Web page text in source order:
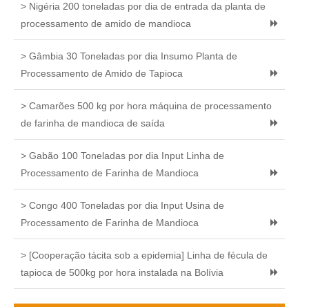
> Nigéria 200 toneladas por dia de entrada da planta de
processamento de amido de mandioca
> Gâmbia 30 Toneladas por dia Insumo Planta de
Processamento de Amido de Tapioca
> Camarões 500 kg por hora máquina de processamento
de farinha de mandioca de saída
> Gabão 100 Toneladas por dia Input Linha de
Processamento de Farinha de Mandioca
> Congo 400 Toneladas por dia Input Usina de
Processamento de Farinha de Mandioca
> [Cooperação tácita sob a epidemia] Linha de fécula de
tapioca de 500kg por hora instalada na Bolívia